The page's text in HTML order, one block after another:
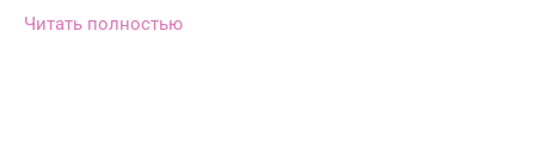
Читать полностью